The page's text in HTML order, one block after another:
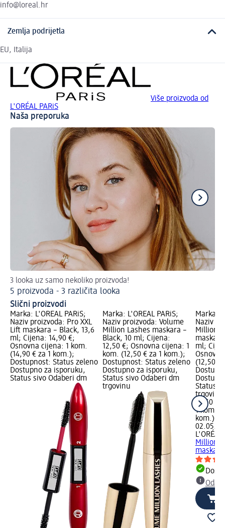
info@loreal.hr
Zemlja podrijetla
EU, Italija
Više proizvoda od
L'ORÉAL PARiS
Naša preporuka
3 looka uz samo nekoliko proizvoda!
5 proizvoda - 3 različita looka
Slični proizvodi
Marka: L'ORÉAL PARiS;
Naziv proizvoda: Pro XXL
Lift maskara – Black, 13,6
ml; Cijena: 14,90 €;
Osnovna cijena: 1 kom.
(14,90 € za 1 kom.);
Dostupnost: Status zeleno
Dostupno za isporuku,
Status sivo Odaberi dm
Marka: L'ORÉAL PARiS;
Naziv proizvoda: Volume
Million Lashes maskara –
Black, 10 ml; Cijena:
12,50 €; Osnovna cijena: 1
kom. (12,50 € za 1 kom.);
Dostupnost: Status zeleno
Dostupno za isporuku,
Status sivo Odaberi dm
trgovinu
Marka:
Naziv
Million
ml;
(12,50 €
Status
trgovinu
12,50 €
1 kom.
kom.)
L'ORÉAL
Million